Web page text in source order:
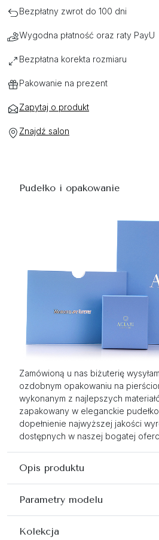
Bezpłatny zwrot do 100 dni
Wygodna płatność oraz raty PayU
Bezpłatna korekta rozmiaru
Pakowanie na prezent
Zapytaj o produkt
Znajdź salon
Pudełko i opakowanie
Zamówioną u nas biżuterię
ozdobnym opakowaniu na
wykonanym z najlepszych
zapakowany w eleganckie
dopełnienie najwyższej jakości
dostępnych w naszej bogatej
Opis produktu
Parametry modelu
Kolekcja